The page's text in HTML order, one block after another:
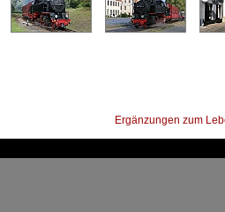
Ergänzungen zum